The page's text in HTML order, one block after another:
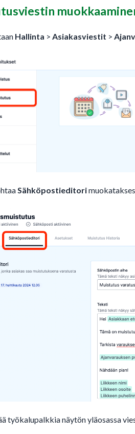
Hallinta > Asiakasviestit >
Sähköpostieditori
työkalupalkkia näytön yläosassa